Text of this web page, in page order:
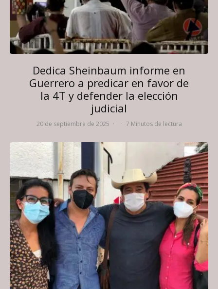
Dedica Sheinbaum informe en
Guerrero a predicar en favor de
la 4T y defender la elección
judicial
20 de septiembre de 2025 · · 7 Minutos de lectura